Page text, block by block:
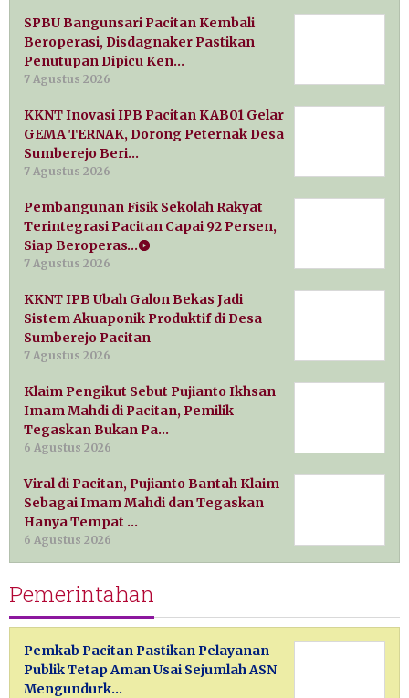
SPBU Bangunsari Pacitan Kembali
Beroperasi, Disdagnaker Pastikan
Penutupan Dipicu Ken…
7 Agustus 2026
KKNT Inovasi IPB Pacitan KAB01 Gelar
GEMA TERNAK, Dorong Peternak Desa
Sumberejo Beri…
7 Agustus 2026
Pembangunan Fisik Sekolah Rakyat
Terintegrasi Pacitan Capai 92 Persen,
Siap Beroperas…
7 Agustus 2026
KKNT IPB Ubah Galon Bekas Jadi
Sistem Akuaponik Produktif di Desa
Sumberejo Pacitan
7 Agustus 2026
Klaim Pengikut Sebut Pujianto Ikhsan
Imam Mahdi di Pacitan, Pemilik
Tegaskan Bukan Pa…
6 Agustus 2026
Viral di Pacitan, Pujianto Bantah Klaim
Sebagai Imam Mahdi dan Tegaskan
Hanya Tempat …
6 Agustus 2026
Pemerintahan
Pemkab Pacitan Pastikan Pelayanan
Publik Tetap Aman Usai Sejumlah ASN
Mengundurk…